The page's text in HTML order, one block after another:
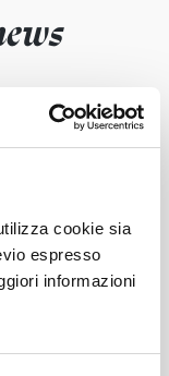
cookie sia
espresso
informazioni